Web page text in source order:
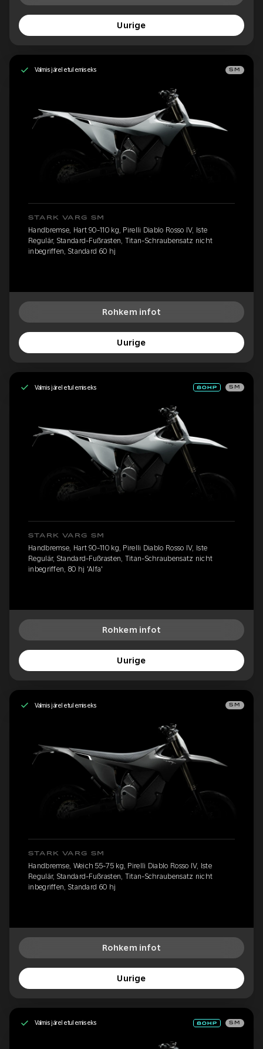
Uurige
Valmis järeletulemiseks SM
STARK VARG SM
Handbremse, Hart 90-110 kg, Pirelli Diablo Rosso IV, Iste
Regulär, Standard-Fußrasten, Titan-Schraubensatz nicht
inbegriffen, Standard 60 hj
Rohkem infot
Uurige
Valmis järeletulemiseks SM
STARK VARG SM
Handbremse, Hart 90-110 kg, Pirelli Diablo Rosso IV, Iste
Regulär, Standard-Fußrasten, Titan-Schraubensatz nicht
inbegriffen, 80 hj 'Alfa'
Rohkem infot
Uurige
Valmis järeletulemiseks SM
STARK VARG SM
Handbremse, Weich 55-75 kg, Pirelli Diablo Rosso IV, Iste
Regulär, Standard-Fußrasten, Titan-Schraubensatz nicht
inbegriffen, Standard 60 hj
Rohkem infot
Uurige
Valmis järeletulemiseks SM